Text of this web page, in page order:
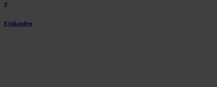
#
Einkaufen